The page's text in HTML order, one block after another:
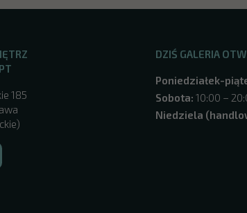
185
DZIŚ GALERIA
Poniedziałek-
Sobota: 10:00 –
Niedziela